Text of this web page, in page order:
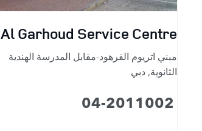
Al Garhoud Service Centre
مبني اتريوم القرهود-مقابل المدرسة الهندية
الثانوية, دبي
04-2011002